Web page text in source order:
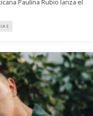
Paulina Rubio lanza el